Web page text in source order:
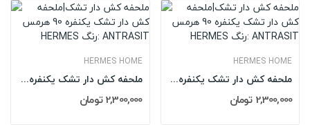
HERMES HOME
ملحفه کش دار تشک یکنفره 90 هرمس HERMES رنگ: PEMBE
2,300,000 تومان
HERMES HOME
ملحفه کش دار تشک یکنفره 90 هرمس HERMES رنگ:...
2,300,000 تومان